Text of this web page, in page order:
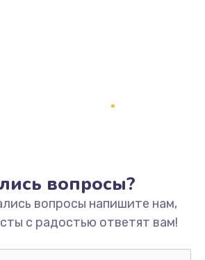
Не включается
1400 руб.
Заказать
вопросы?
вопросы напишите нам,
с радостью ответят вам!